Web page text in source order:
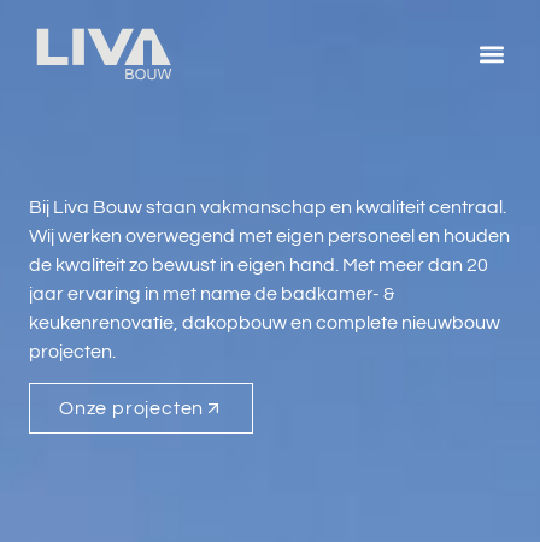
Bij Liva Bouw staan vakmanschap en kwaliteit centraal.
Wij werken overwegend met eigen personeel en houden
de kwaliteit zo bewust in eigen hand. Met meer dan 20
jaar ervaring in met name de badkamer- &
keukenrenovatie, dakopbouw en complete nieuwbouw
projecten.
Onze projecten